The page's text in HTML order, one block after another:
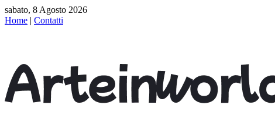
sabato, 8 Agosto 2026
Home | Contatti